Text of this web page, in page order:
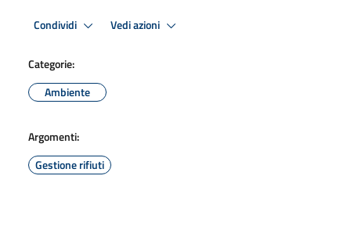
Condividi Vedi azioni
Categorie:
Ambiente
Argomenti:
Gestione rifiuti